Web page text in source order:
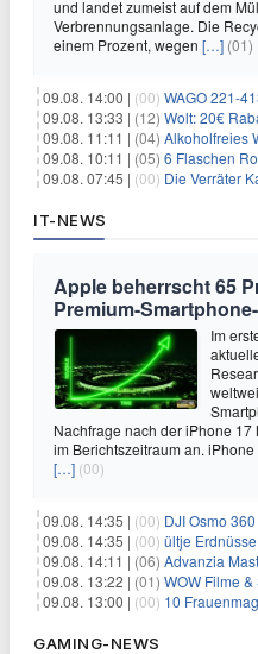
und landet zumeist auf dem
Verbrennungsanlage. Die
einem Prozent, wegen […] (01)
09.08. 14:00 | (00) WAGO 221-413
09.08. 13:33 | (12) Wolt: 20€ Rabatt
09.08. 11:11 | (04) Alkoholfreies
09.08. 10:11 | (05) 6 Flaschen Rotwein
09.08. 07:45 | (00) Die Verräter
IT-NEWS
Apple beherrscht 65
Premium-
Im
Nachfrage nach der iPhone
im Berichtszeitraum an.
[…] (00)
09.08. 14:35 | (00) DJI Osmo 360
09.08. 14:35 | (00) ültje Erdnüsse
09.08. 14:11 | (06) Advanzia Mastercard
09.08. 13:22 | (01) WOW Filme & Serien + Apple
09.08. 13:00 | (00) 10 Frauenmagazine
GAMING-NEWS